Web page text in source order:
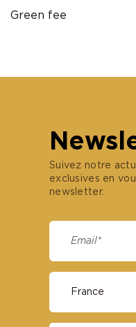
Green fee
Suivez notre
exclusives en
newsletter.